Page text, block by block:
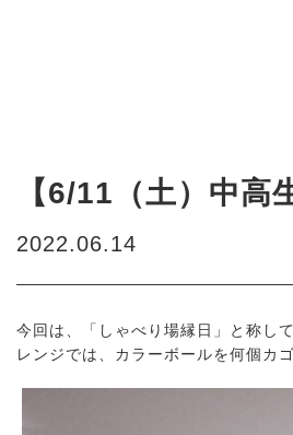
【6/11（土）中高
2022.06.14
今回は、「しゃべり場縁日」と称し
レンジでは、カラーボールを何個カ